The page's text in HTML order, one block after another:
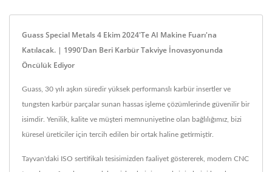
Guass Special Metals 4 Ekim 2024'te AI Makine Fuarı'na
Katılacak. | 1990'dan Beri Karbür Takviye İnovasyonunda
Öncülük Ediyor
Guass, 30 yılı aşkın süredir yüksek performanslı karbür insertler ve
tungsten karbür parçalar sunan hassas işleme çözümlerinde güvenilir bir
isimdir. Yenilik, kalite ve müşteri memnuniyetine olan bağlılığımız, bizi
küresel üreticiler için tercih edilen bir ortak haline getirmiştir.
Tayvan'daki ISO sertifikalı tesisimizden faaliyet göstererek, modern CNC